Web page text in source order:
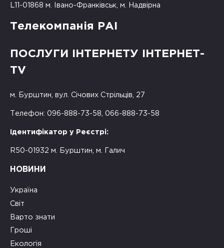
L11-01868 м. Івано-Франківськ, м. Надвірна
Телекомпанія РАІ
ПОСЛУГИ ІНТЕРНЕТУ ІНТЕРНЕТ-
TV
м. Бурштин, вул. Січових Стрільців, 27
Телефон: 096-888-73-58, 066-888-73-58
Ідентифікатор у Реєстрі:
R50-01932 м. Бурштин, м. Галич
НОВИНИ
Україна
Світ
Варто знати
Гроші
Екологія